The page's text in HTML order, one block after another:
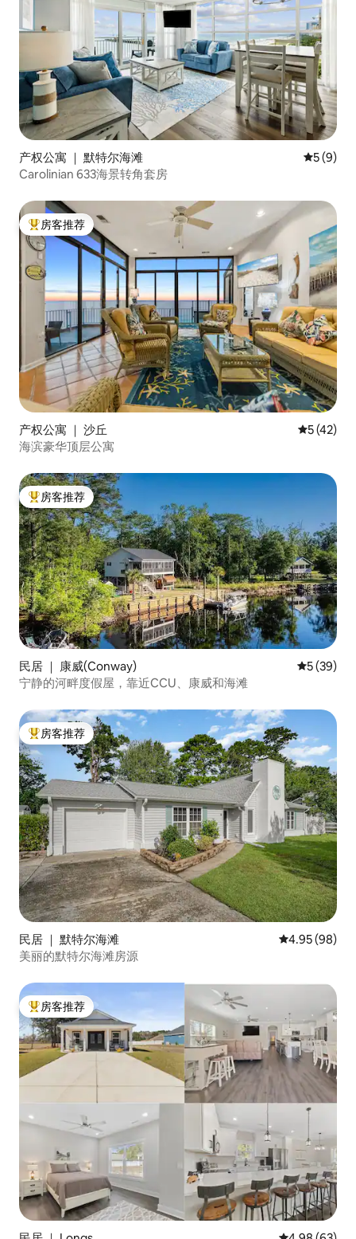
产权公寓 ｜ 默特尔海滩 平均评分
5 (9)
Carolinian 633海景转角套房
热门「房客推荐」
房客推荐
产权公寓 ｜ 沙丘 平均评分
5 (42)
海滨豪华顶层公寓
热门「房客推荐」
房客推荐
民居 ｜ 康威(Conway) 平均评分
5 (39)
宁静的河畔度假屋，靠近CCU、康威和海滩
热门「房客推荐」
房客推荐
民居 ｜ 默特尔海滩 平均评分 4.95
4.95 (98)
美丽的默特尔海滩房源
热门「房客推荐」
房客推荐